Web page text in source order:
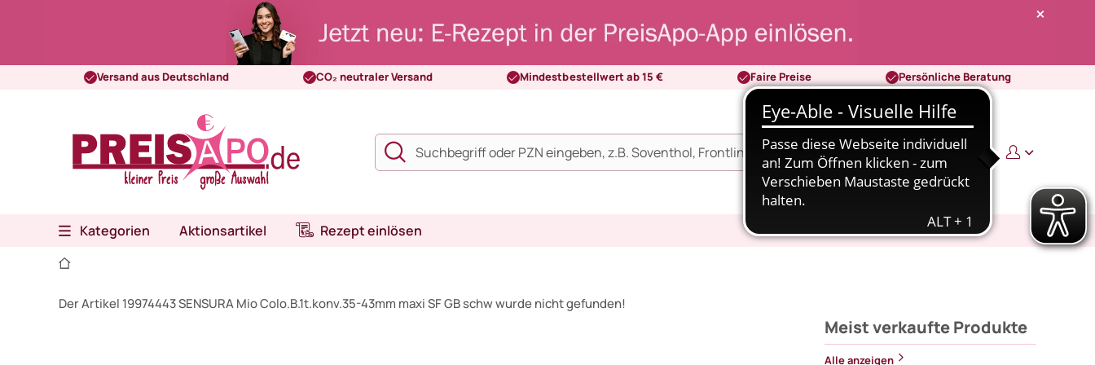
Versand aus Deutschland CO₂ neutraler Versand Mindestbestellwert ab 15 € Faire Preise Persönliche Beratung
0 0,00 €
Kategorien Aktionsartikel Rezept einlösen
Der Artikel 19974443 SENSURA Mio Colo.B.1t.konv.35-43mm maxi SF GB schw wurde nicht gefunden!
Meist verkaufte Produkte
Alle anzeigen